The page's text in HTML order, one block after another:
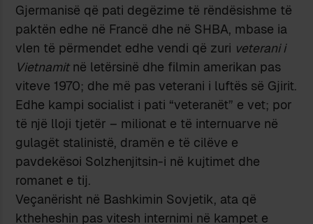
Gjermanisë që pati degëzime të rëndësishme të
paktën edhe në Francë dhe në SHBA, mbase ia
vlen të përmendet edhe vendi që zuri veterani i
Vietnamitnë letërsinë dhe filmin amerikan pas
viteve 1970; dhe më pas veterani i luftës së Gjirit.
Edhe kampi socialist i pati “veteranët” e vet; por
të një lloji tjetër – milionat e të internuarve në
gulagët stalinistë, dramën e të cilëve e
pavdekësoi Solzhenjitsin-i në kujtimet dhe
romanet e tij.
Veçanërisht në Bashkimin Sovjetik, ata që
ktheheshin pas vitesh internimi në kampet e